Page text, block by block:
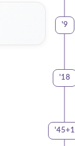
9
'
18
'
45+1
'